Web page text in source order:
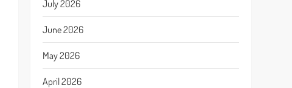
July 2026
June 2026
May 2026
April 2026